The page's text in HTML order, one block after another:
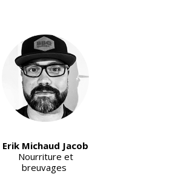
Erik Michaud Jacob
Nourriture et
breuvages